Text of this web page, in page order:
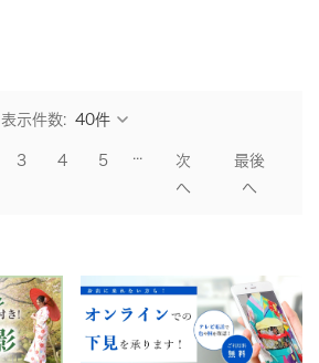
表示件数:
3 4 5 ...
次
へ
最後
へ